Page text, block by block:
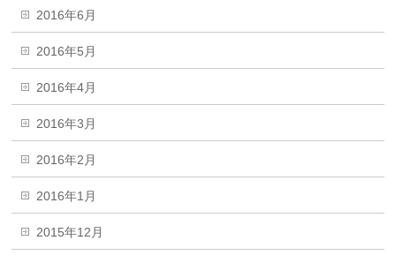
2016年6月
2016年5月
2016年4月
2016年3月
2016年2月
2016年1月
2015年12月